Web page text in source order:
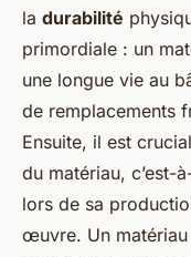
la durabilité
primordiale : un
une longue vie au
de remplacements
Ensuite, il est
du matériau, c’est-
lors de sa
œuvre. Un